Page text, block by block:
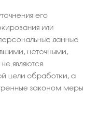
его
или
данные
неточными,
являются
цели обработки, а
законом меры